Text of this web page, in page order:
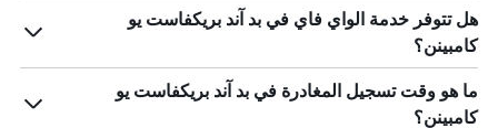
هل تتوفر خدمة الواي فاي في بد آند بريكفاست يو
كامبينن؟
ما هو وقت تسجيل المغادرة في بد آند بريكفاست يو
كامبينن؟